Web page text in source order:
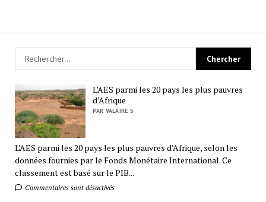
L’AES parmi les 20 pays les plus pauvres
d’Afrique
PAR VALAIRE S
L’AES parmi les 20 pays les plus pauvres d’Afrique, selon les
données fournies par le Fonds Monétaire International. Ce
classement est basé sur le PIB...
Commentaires sont désactivés